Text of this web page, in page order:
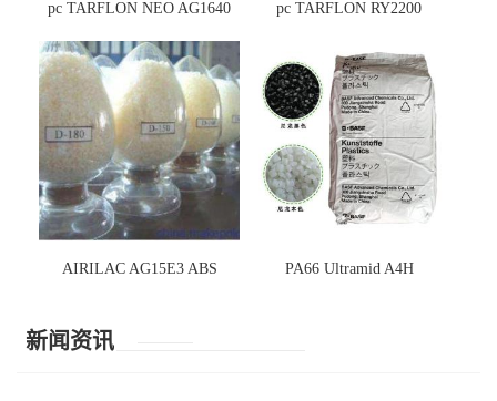
pc TARFLON NEO AG1640 pc TARFLON RY2200
AIRILAC AG15E3 ABS PA66 Ultramid A4H
新闻资讯